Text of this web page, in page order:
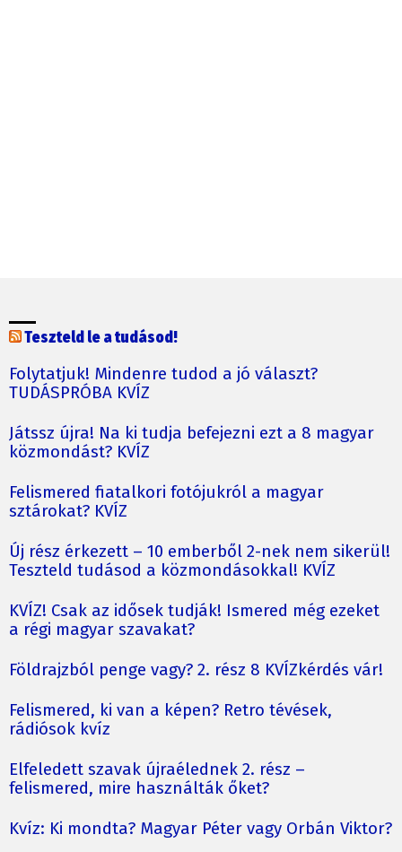
Teszteld le a tudásod!
Folytatjuk! Mindenre tudod a jó választ?
TUDÁSPRÓBA KVÍZ
Játssz újra! Na ki tudja befejezni ezt a 8 magyar
közmondást? KVÍZ
Felismered fiatalkori fotójukról a magyar
sztárokat? KVÍZ
Új rész érkezett – 10 emberből 2-nek nem sikerül!
Teszteld tudásod a közmondásokkal! KVÍZ
KVÍZ! Csak az idősek tudják! Ismered még ezeket
a régi magyar szavakat?
Földrajzból penge vagy? 2. rész 8 KVÍZkérdés vár!
Felismered, ki van a képen? Retro tévések,
rádiósok kvíz
Elfeledett szavak újraélednek 2. rész –
felismered, mire használták őket?
Kvíz: Ki mondta? Magyar Péter vagy Orbán Viktor?